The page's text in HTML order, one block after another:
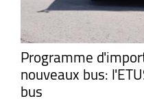
Programme
nouveaux bus:
bus